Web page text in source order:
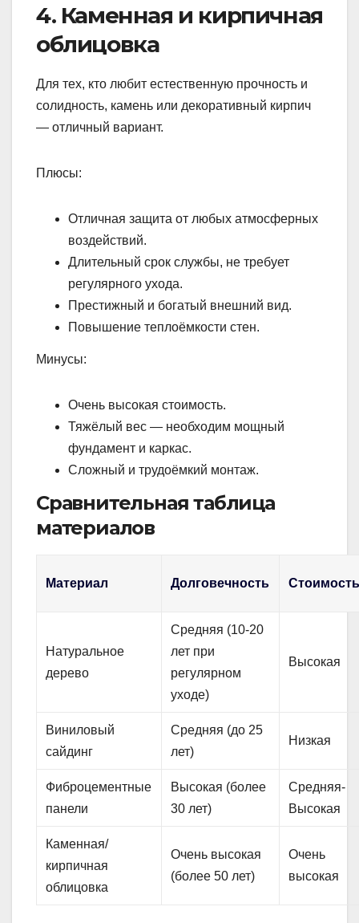
4. Каменная и кирпичная
облицовка
Для тех, кто любит естественную прочность и
солидность, камень или декоративный кирпич
— отличный вариант.
Плюсы:
Отличная защита от любых атмосферных
воздействий.
Длительный срок службы, не требует
регулярного ухода.
Престижный и богатый внешний вид.
Повышение теплоёмкости стен.
Минусы:
Очень высокая стоимость.
Тяжёлый вес — необходим мощный
фундамент и каркас.
Сложный и трудоёмкий монтаж.
Сравнительная таблица
материалов
Материал Долговечность
Натуральное
дерево
Средняя (10-20
лет при
регулярном
уходе)
Высокая
Виниловый
сайдинг
Средняя (до 25
лет)
Низкая
Фиброцементные
панели
Высокая (более
30 лет)
Средняя-
Высокая
Каменная/
кирпичная
облицовка
Очень высокая
(более 50 лет)
Очень
высокая